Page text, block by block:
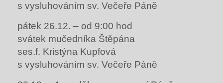
s vysluhováním sv. Večeře Páně
pátek 26.12. – od 9:00 hod
svátek mučedníka Štěpána
ses.f. Kristýna Kupfová
s vysluhováním sv. Večeře Páně